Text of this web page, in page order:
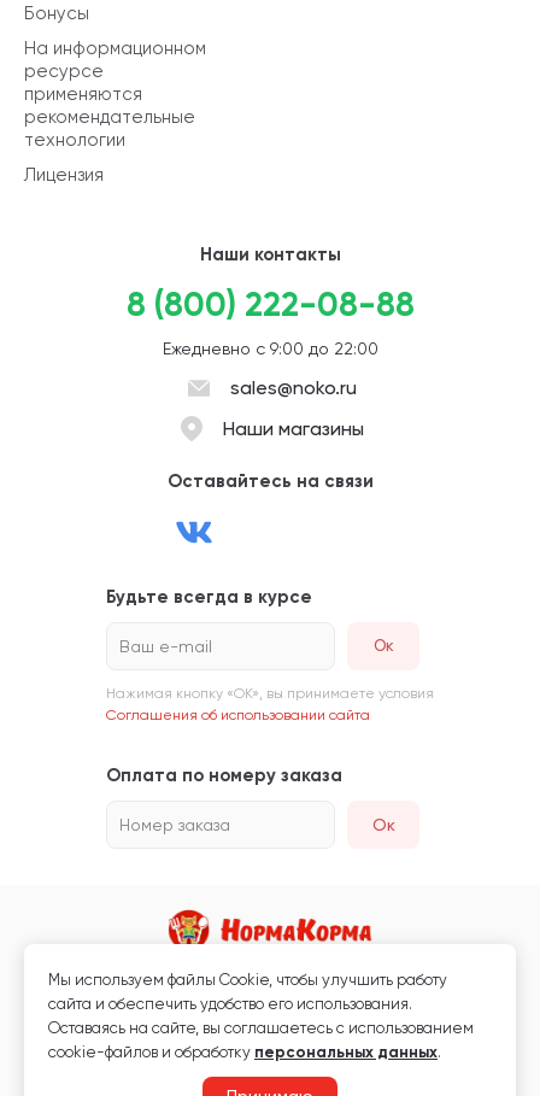
Бонусы
На информационном
ресурсе
применяются
рекомендательные
технологии
Лицензия
Наши контакты
8 (800) 222-08-88
Ежедневно с 9:00 до 22:00
sales@noko.ru
Наши магазины
Оставайтесь на связи
Будьте всегда в курсе
Ваш e-mail
Нажимая кнопку «ОК», вы принимаете условия
Соглашения об использовании сайта
Оплата по номеру заказа
Номер заказа Ок
Магазин кормов для животных и ветаптека
Любая информация, размещённая на сайте, не является публичной
офертой.
Мы используем файлы Сookie, чтобы улучшить работу
сайта и обеспечить удобство его использования.
Оставаясь на сайте, вы соглашаетесь с использованием
cookie-файлов и обработку персональных данных.